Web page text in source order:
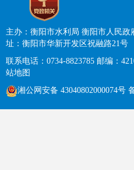
主办：衡阳市水利局 衡阳市人民政
址：衡阳市华新开发区祝融路21号
联系电话：0734-8823785 邮编：
站地图
湘公网安备 43040802000074号